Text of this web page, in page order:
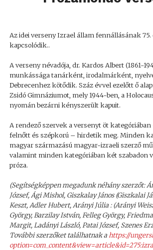
Az idei verseny Izrael állam fennállásának 75.
kapcsolódik..
A verseny névadója, dr. Kardos Albert (1861-
munkássága tanárként, irodalmárként,
Debrecenhez kötődik. Száz évvel ezelőtt ő
Zsidó Gimnáziumot, mely 1944-ben, a
nyomán bezárni kényszerült kapuit.
A rendező szervek a versenyt öt
felnőtt és szépkorú – hirdetik meg. Minden
magyar származású magyar-izraeli szerző
valamint minden kategóriában két szabadon
próza.
(Segítségképpen megadunk néhány szerzőt:
József, Ági Mishol, Giszkalay János (Giszkalai
Keszt,Adler Hubert,Arányi Júlia : (Arányi
György,Barzilay István,Felleg György,
Margit,Ladányi László,Patai József, Szenes
További szerzőket találhatnak ahttps://